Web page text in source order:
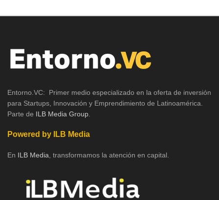
Entorno.VC: Primer medio especializado en la oferta de inversión
para Startups, Innovación y Emprendimiento de Latinoamérica.
Parte de ILB Media Group
Powered by ILB Media
En ILB Media , transformamos la atención en capital.